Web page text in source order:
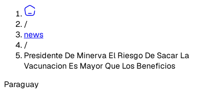
/
news
/
Presidente De Minerva El Riesgo De Sacar La
Vacunacion Es Mayor Que Los Beneficios
Paraguay